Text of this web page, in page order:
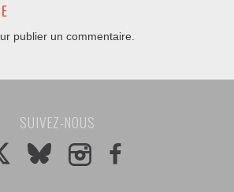
publier un commentaire.
SUIVEZ-NOUS